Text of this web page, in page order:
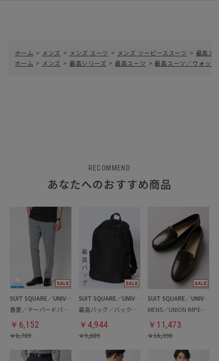
ホーム > メンズ > メンズ スーツ > メンズ ツーピーススーツ > 最高ス
ホーム > メンズ > 最高シリーズ > 最高スーツ > 最高スーツ／ウォッ
RECOMMEND
あなたへのおすすめ商品
SUIT SQUARE／UNIVERSAL LANGUAGE
春夏／テーパードパンツ
￥ 6,152
￥8,789
SUIT SQUARE／UNIVERSAL LANGUAGE
最高バッグ／バックパック
￥ 4,944
￥9,889
SUIT SQUARE／UNIVERSAL LANGUAGE
MENS／UNION IMPERIAL監修／コインローファー
￥ 11,473
￥16,390